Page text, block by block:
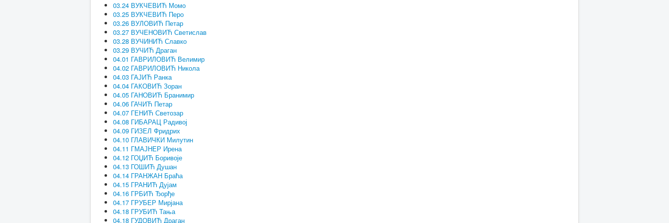
03.24 ВУКЧЕВИЋ Момо
03.25 ВУКЧЕВИЋ Перо
03.26 ВУЛОВИЋ Петар
03.27 ВУЧЕНОВИЋ Светислав
03.28 ВУЧИНИЋ Славко
03.29 ВУЧИЋ Драган
04.01 ГАВРИЛОВИЋ Велимир
04.02 ГАВРИЛОВИЋ Никола
04.03 ГАЈИЋ Ранка
04.04 ГАКОВИЋ Зоран
04.05 ГАНОВИЋ Бранимир
04.06 ГАЧИЋ Петар
04.07 ГЕНИЋ Светозар
04.08 ГИБАРАЦ Радивој
04.09 ГИЗЕЛ Фридрих
04.10 ГЛАВИЧКИ Милутин
04.11 ГМАЈНЕР Ирена
04.12 ГОЏИЋ Боривоје
04.13 ГОШИЋ Душан
04.14 ГРАНЖАН Браћа
04.15 ГРАНИЋ Дујам
04.16 ГРБИЋ Ђорђе
04.17 ГРУБЕР Мирјана
04.18 ГРУБИЋ Тања
04.18 ГУДОВИЋ Драган